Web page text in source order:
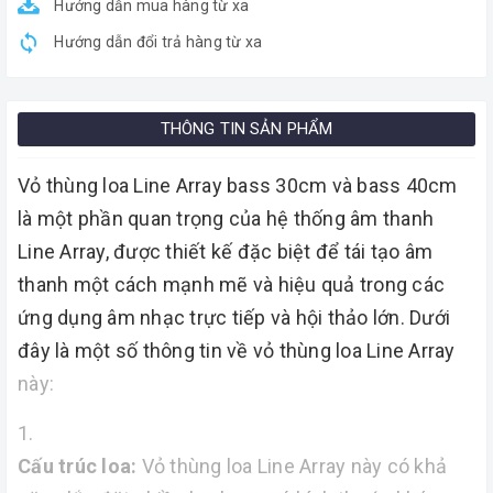
Hướng dẫn mua hàng từ xa
Hướng dẫn đổi trả hàng từ xa
THÔNG TIN SẢN PHẨM
Vỏ thùng loa Line Array bass 30cm và bass 40cm
là một phần quan trọng của hệ thống âm thanh
Line Array, được thiết kế đặc biệt để tái tạo âm
thanh một cách mạnh mẽ và hiệu quả trong các
ứng dụng âm nhạc trực tiếp và hội thảo lớn. Dưới
đây là một số thông tin về vỏ thùng loa Line Array
này:
Cấu trúc loa: Vỏ thùng loa Line Array này có khả